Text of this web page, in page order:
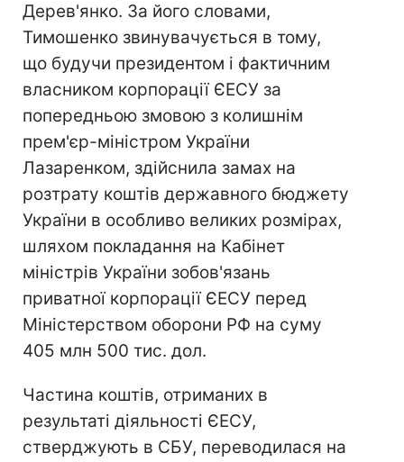
Дерев'янко. За його словами,
Тимошенко звинувачується в тому,
що будучи президентом і фактичним
власником корпорації ЄЕСУ за
попередньою змовою з колишнім
прем'єр-міністром України
Лазаренком, здійснила замах на
розтрату коштів державного бюджету
України в особливо великих розмірах,
шляхом покладання на Кабінет
міністрів України зобов'язань
приватної корпорації ЄЕСУ перед
Міністерством оборони РФ на суму
405 млн 500 тис. дол.
Частина коштів, отриманих в
результаті діяльності ЄЕСУ,
стверджують в СБУ, переводилася на